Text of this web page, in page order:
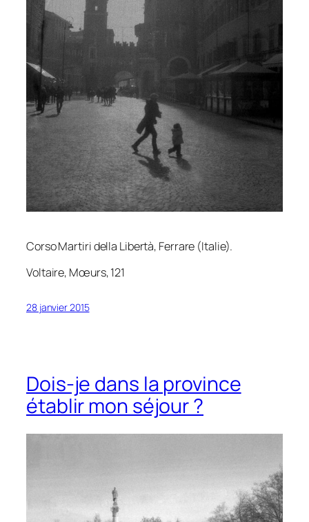
Corso Martiri della Libertà, Ferrare (Italie).
Voltaire, Mœurs, 121
28 janvier 2015
Dois-je dans la province
établir mon séjour ?